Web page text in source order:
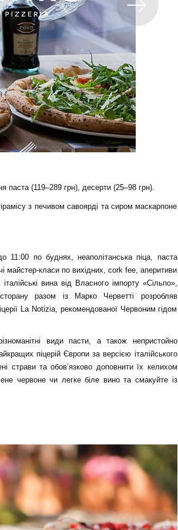
паста (119–289 грн), десерти (25–98 грн).
з печивом савоярді та сиром маскарпоне
11:00 по буднях, неаполітанська піца, паста
майстер-класи по вихідних, сork fee, аперитиви
вина від Власного імпорту «Сільпо»,
разом із Марко Черветті розробляв
La Notizia, рекомендованої Червоним гідом
види пасти, а також непристойно
піцерій Європи за версією італійського
страви та обов’язково доповнити їх келихом
червоне чи легке біле вино та смакуйте із